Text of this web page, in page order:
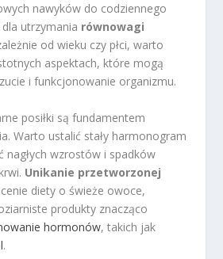
nawyków do codziennego
utrzymania równowagi
od wieku czy płci, warto
aspektach, które mogą
i funkcjonowanie organizmu.
posiłki są fundamentem
Warto ustalić stały harmonogram
nagłych wzrostów i spadków
Unikanie przetworzonej
diety o świeże owoce,
produkty znacząco
hormonów, takich jak
.